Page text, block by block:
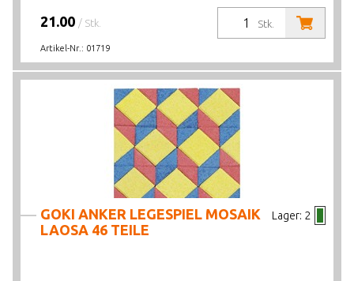
Stk.
21.00 / Stk.
Artikel-Nr.: 01719
Lager: 2
GOKI ANKER LEGESPIEL MOSAIK
LAOSA 46 TEILE